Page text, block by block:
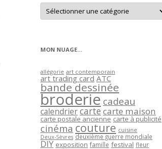
Retrouver
les
articles
MON NUAGE…
allégorie art contemporain
art trading card ATC
bande dessinée
broderie cadeau
calendriercartecarte maison
carte postale ancienne carte à publicité
cinéma couture cuisine
Deux-Sèvres deuxième guerre mondiale
DIY exposition famille festival fleur